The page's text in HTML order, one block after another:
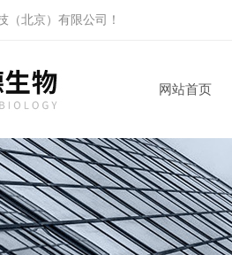
（北京）有限公司 ！
网站首页